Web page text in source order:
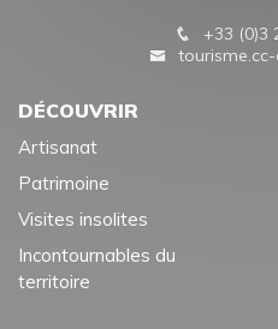
+33 (0)3
DÉCOUVRIR
Artisanat
Patrimoine
Visites insolites
Incontournables du
territoire